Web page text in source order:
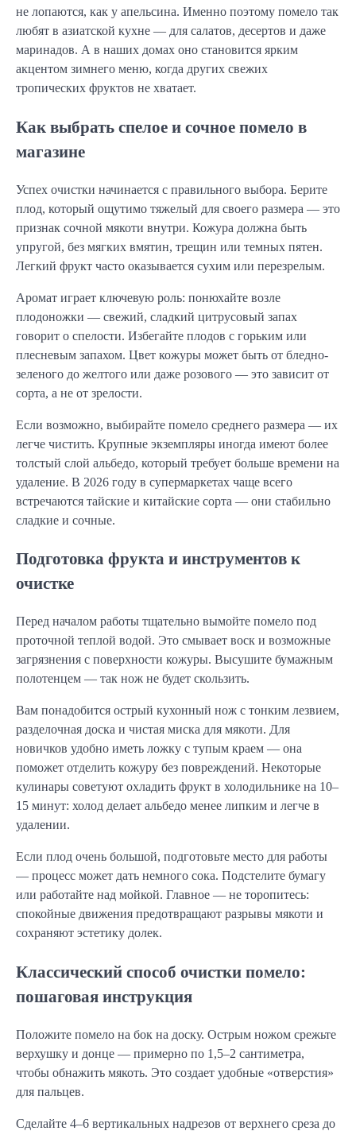
не лопаются, как у апельсина. Именно поэтому помело так
любят в азиатской кухне — для салатов, десертов и даже
маринадов. А в наших домах оно становится ярким
акцентом зимнего меню, когда других свежих
тропических фруктов не хватает.
Как выбрать спелое и сочное помело в
магазине
Успех очистки начинается с правильного выбора. Берите
плод, который ощутимо тяжелый для своего размера — это
признак сочной мякоти внутри. Кожура должна быть
упругой, без мягких вмятин, трещин или темных пятен.
Легкий фрукт часто оказывается сухим или перезрелым.
Аромат играет ключевую роль: понюхайте возле
плодоножки — свежий, сладкий цитрусовый запах
говорит о спелости. Избегайте плодов с горьким или
плесневым запахом. Цвет кожуры может быть от бледно-
зеленого до желтого или даже розового — это зависит от
сорта, а не от зрелости.
Если возможно, выбирайте помело среднего размера — их
легче чистить. Крупные экземпляры иногда имеют более
толстый слой альбедо, который требует больше времени на
удаление. В 2026 году в супермаркетах чаще всего
встречаются тайские и китайские сорта — они стабильно
сладкие и сочные.
Подготовка фрукта и инструментов к
очистке
Перед началом работы тщательно вымойте помело под
проточной теплой водой. Это смывает воск и возможные
загрязнения с поверхности кожуры. Высушите бумажным
полотенцем — так нож не будет скользить.
Вам понадобится острый кухонный нож с тонким лезвием,
разделочная доска и чистая миска для мякоти. Для
новичков удобно иметь ложку с тупым краем — она
поможет отделить кожуру без повреждений. Некоторые
кулинары советуют охладить фрукт в холодильнике на 10–
15 минут: холод делает альбедо менее липким и легче в
удалении.
Если плод очень большой, подготовьте место для работы
— процесс может дать немного сока. Подстелите бумагу
или работайте над мойкой. Главное — не торопитесь:
спокойные движения предотвращают разрывы мякоти и
сохраняют эстетику долек.
Классический способ очистки помело:
пошаговая инструкция
Положите помело на бок на доску. Острым ножом срежьте
верхушку и донце — примерно по 1,5–2 сантиметра,
чтобы обнажить мякоть. Это создает удобные «отверстия»
для пальцев.
Сделайте 4–6 вертикальных надрезов от верхнего среза до